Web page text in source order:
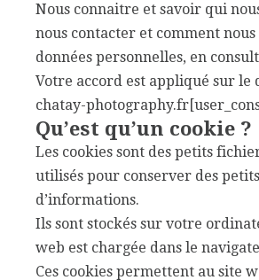
Nous connaitre et savoir qui
nous contacter et comment
données personnelles, en
Votre accord est appliqué sur le
chatay-
Qu’est qu’un cookie ?
Les cookies sont des petits
utilisés pour conserver des
d’informations.
Ils sont stockés sur votre
web est chargée dans le
Ces cookies permettent au site